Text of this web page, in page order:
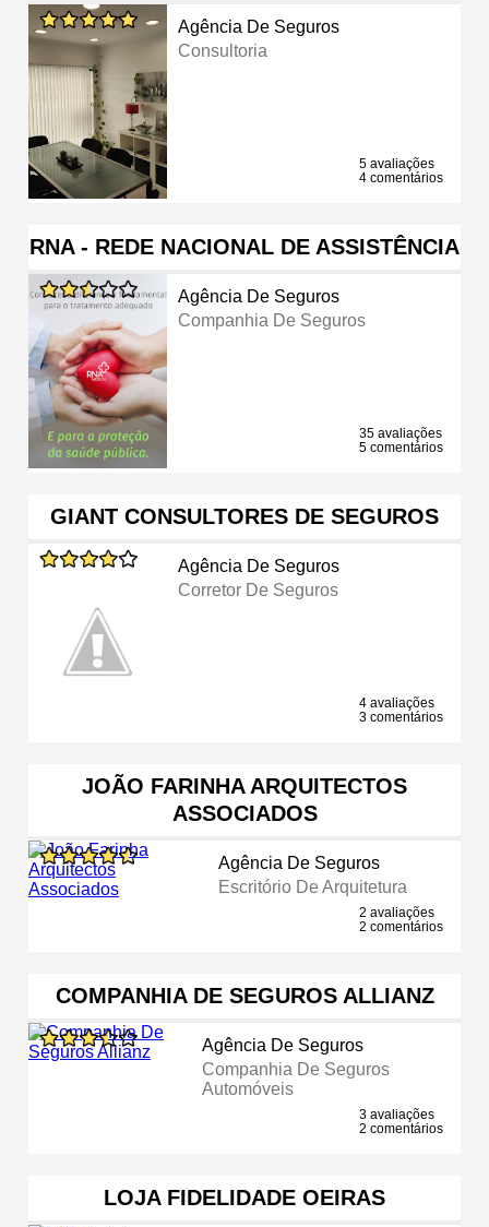
Agência De Seguros
Consultoria
5 avaliações
4 comentários
RNA - REDE NACIONAL DE ASSISTÊNCIA
Agência De Seguros
Companhia De Seguros
35 avaliações
5 comentários
GIANT CONSULTORES DE SEGUROS
Agência De Seguros
Corretor De Seguros
4 avaliações
3 comentários
JOÃO FARINHA ARQUITECTOS
ASSOCIADOS
Agência De Seguros
Escritório De Arquitetura
2 avaliações
2 comentários
COMPANHIA DE SEGUROS ALLIANZ
Agência De Seguros
Companhia De Seguros
Automóveis
3 avaliações
2 comentários
LOJA FIDELIDADE OEIRAS